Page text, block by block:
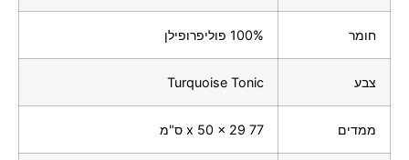
חומר 100% פוליפרופילן
צבע Turquoise Tonic
ממדים 77 x 50 x 29 ס"מ